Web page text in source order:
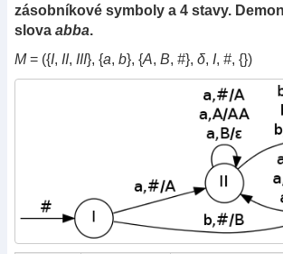
zásobníkové symboly a 4 stavy.
slova abba.
M= ({I, II, III}, {a, b}, {A, B, #}, δ, I, #, {})